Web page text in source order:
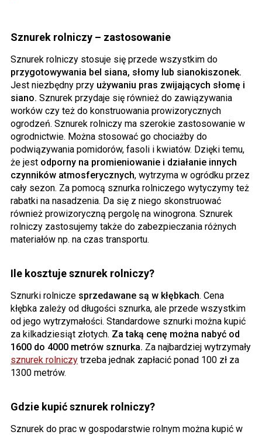
Sznurek rolniczy – zastosowanie
Sznurek rolniczy stosuje się przede wszystkim do
przygotowywania bel siana, słomy lub sianokiszonek.
Jest niezbędny przy używaniu pras zwijających słomę i
siano. Sznurek przydaje się również do zawiązywania
worków czy też do konstruowania prowizorycznych
ogrodzeń. Sznurek rolniczy ma szerokie zastosowanie w
ogrodnictwie. Można stosować go chociażby do
podwiązywania pomidorów, fasoli i kwiatów. Dzięki temu,
że jest odporny na promieniowanie i działanie innych
czynników atmosferycznych, wytrzyma w ogródku przez
cały sezon. Za pomocą sznurka rolniczego wytyczymy też
rabatki na nasadzenia. Da się z niego skonstruować
również prowizoryczną pergolę na winogrona. Sznurek
rolniczy zastosujemy także do zabezpieczania różnych
materiałów np. na czas transportu.
Ile kosztuje sznurek rolniczy?
Sznurki rolnicze sprzedawane są w kłębkach. Cena
kłębka zależy od długości sznurka, ale przede wszystkim
od jego wytrzymałości. Standardowe sznurki można kupić
za kilkadziesiąt złotych. Za taką cenę można nabyć od
1600 do 4000 metrów sznurka. Za najbardziej wytrzymały
sznurek rolniczy trzeba jednak zapłacić ponad 100 zł za
1300 metrów.
Gdzie kupić sznurek rolniczy?
Sznurek do prac w gospodarstwie rolnym można kupić w